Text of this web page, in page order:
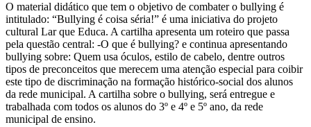
O material didático que tem o objetivo de combater o bullying é
intitulado: “Bullying é coisa séria!” é uma iniciativa do projeto
cultural Lar que Educa. A cartilha apresenta um roteiro que passa
pela questão central: -O que é bullying? e continua apresentando
bullying sobre: Quem usa óculos, estilo de cabelo, dentre outros
tipos de preconceitos que merecem uma atenção especial para coibir
este tipo de discriminação na formação histórico-social dos alunos
da rede municipal. A cartilha sobre o bullying, será entregue e
trabalhada com todos os alunos do 3º e 4º e 5º ano, da rede
municipal de ensino.